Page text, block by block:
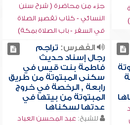
جزء من محاضرة ( شرح سنن
النسائي - كتاب تقصير الصلاة
في السفر - باب الصلاة بمكة)
الفهرس: تراجم
رجال إسناد حديث
فاطمة بنت قيس في
سكنى المبتوتة من طريق
رابعة , الرخصة في خروج
المبتوتة من بيتها في
عدتها لسكناها
للشيخ: عبد المحسن العباد